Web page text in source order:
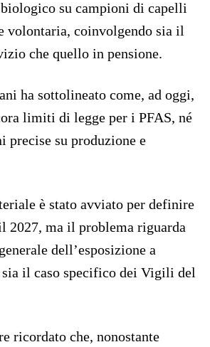
su campioni di capelli
volontaria, coinvolgendo sia il
che quello in pensione.
ha sottolineato come, ad oggi,
limiti di legge per i PFAS, né
precise su produzione e
è stato avviato per definire
ma il problema riguarda
dell’esposizione a
sia il caso specifico dei Vigili del
ricordato che, nonostante